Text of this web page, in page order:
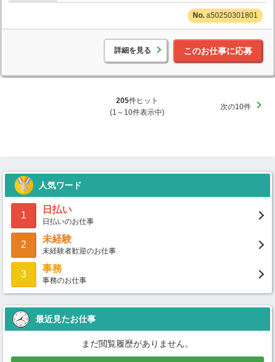
a50250301801
詳細を見る このお仕事に応募
205件ヒット
(1～10件表示中)
次の10件
人気ワード
1
日払い
日払いのお仕事
2
未経験
未経験者歓迎のお仕事
3
事務
事務のお仕事
最近見たお仕事
まだ閲覧履歴がありません。